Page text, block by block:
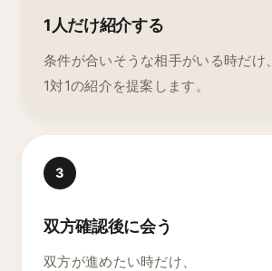
1人だけ紹介する
条件が合いそうな相手がいる時だけ、
1対1の紹介を提案します。
3
双方確認後に会う
双方が進めたい時だけ、